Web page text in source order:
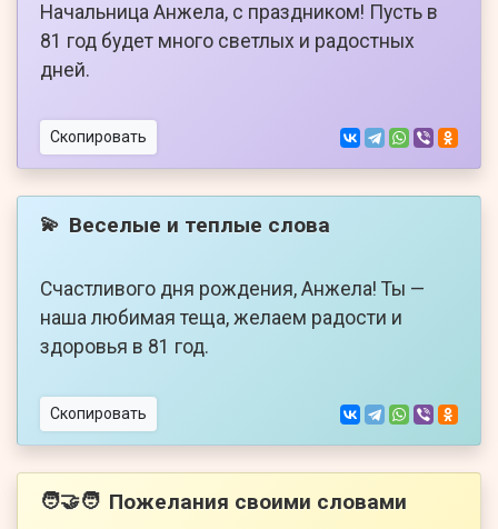
Начальница Анжела, с праздником! Пусть в
81 год будет много светлых и радостных
дней.
Скопировать
💫 Веселые и теплые слова
Счастливого дня рождения, Анжела! Ты —
наша любимая теща, желаем радости и
здоровья в 81 год.
Скопировать
🧑‍🤝‍🧑 Пожелания своими словами